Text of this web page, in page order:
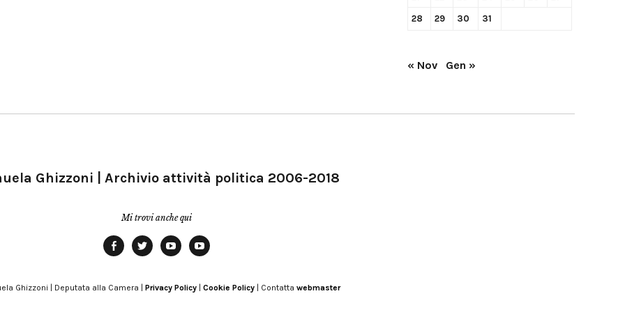
28 29 30 31
« Nov Gen »
Ghizzoni | Archivio attività politica 2006-2018
Mi trovi anche qui
Modena
Ghizzoni | Deputata alla Camera | Privacy Policy Cookie Policy | Contatta webmaster